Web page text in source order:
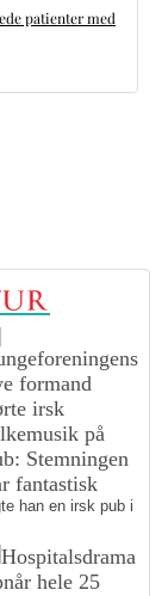
patienter med
han en irsk pub i